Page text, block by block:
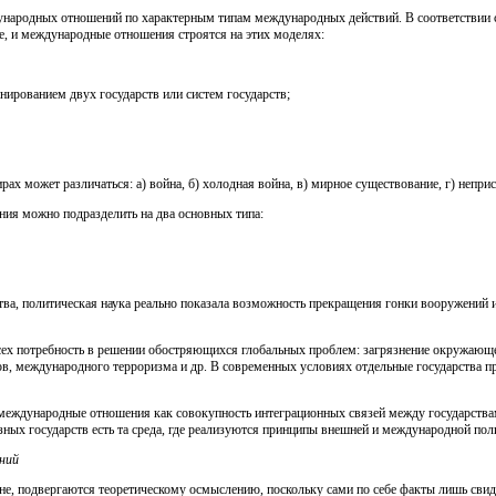
отношений по характерным типам международных действий. В
международные отношения строятся на этих моделях:
двух государств или систем государств;
может различаться: а) война, б) холодная война, в) мирное существование, г)
можно подразделить на два основных типа:
политическая наука реально показала возможность прекращения гонки вооружений
потребность в решении обостряющихся глобальных проблем: загрязнение
международного терроризма и др. В современных условиях отдельные государства
отношения как совокупность интеграционных связей между
государств есть та среда, где реализуются принципы внешней и международной
подвергаются теоретическому осмыслению, поскольку сами по себе факты лишь